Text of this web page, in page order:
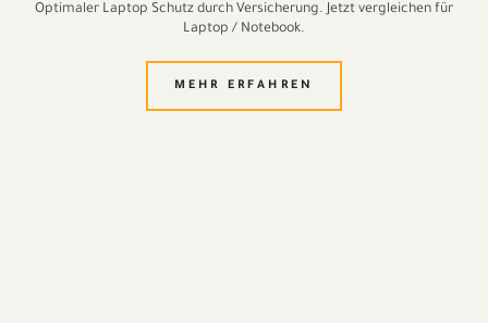
Optimaler Laptop Schutz durch Versicherung. Jetzt vergleichen für
Laptop / Notebook.
MEHR ERFAHREN